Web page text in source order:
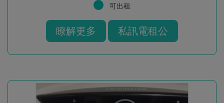
可出租
瞭解更多 私訊電租公